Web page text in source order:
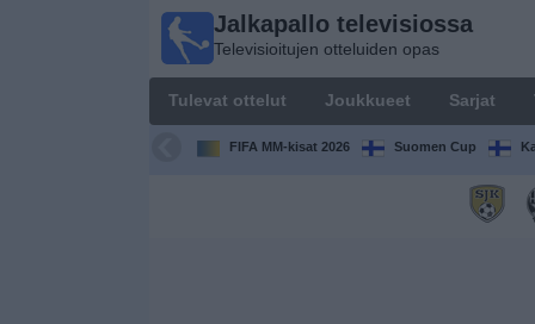
Jalkapallo televisiossa
Televisioitujen otteluiden opas
Tulevat ottelut Joukkueet Sarjat
FIFA MM-kisat 2026 Suomen Cup
Jalkapallo
televisiossa
Televisioitujen
otteluiden opas